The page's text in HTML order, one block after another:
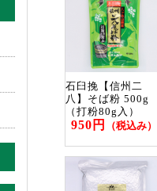
石臼挽【信州二
八】そば粉 500g
（打粉80g入）
950円 （税込み）